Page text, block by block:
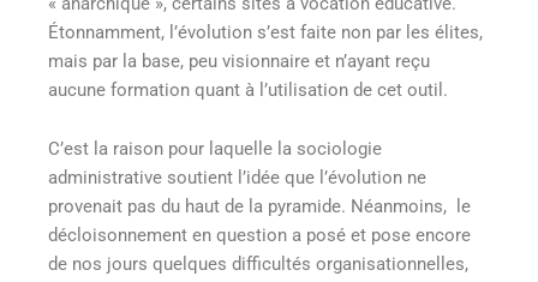
Étonnamment, l’évolution s’est faite non par les élites,
mais par la base, peu visionnaire et n’ayant reçu
aucune formation quant à l’utilisation de cet outil.
C’est la raison pour laquelle la sociologie
administrative soutient l’idée que l’évolution ne
provenait pas du haut de la pyramide. Néanmoins, le
décloisonnement en question a posé et pose encore
de nos jours quelques difficultés organisationnelles,